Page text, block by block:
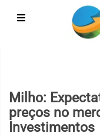
Milho:
preços no
Investimentos